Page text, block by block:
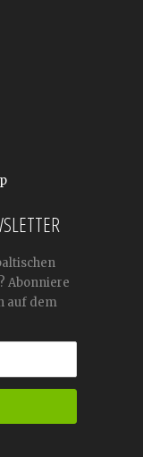
Abonniere
auf dem